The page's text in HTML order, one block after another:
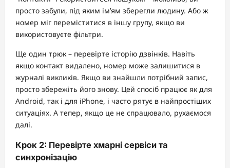
просто забули, під яким ім’ям зберегли людину. Або ж
номер міг переміститися в іншу групу, якщо ви
використовуєте фільтри.
Ще один трюк – перевірте історію дзвінків. Навіть
якщо контакт видалено, номер може залишитися в
журналі викликів. Якщо ви знайшли потрібний запис,
просто збережіть його знову. Цей спосіб працює як для
Android, так і для iPhone, і часто рятує в найпростіших
ситуаціях. А тепер, якщо це не спрацювало, рухаємося
далі.
Крок 2: Перевірте хмарні сервіси та
синхронізацію